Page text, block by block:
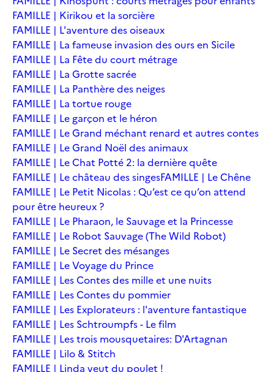
FAMILLE | Kirikou et la sorcière
FAMILLE | L'aventure des oiseaux
FAMILLE | La fameuse invasion des ours en Sicile
FAMILLE | La Fête du court métrage
FAMILLE | La Grotte sacrée
FAMILLE | La Panthère des neiges
FAMILLE | La tortue rouge
FAMILLE | Le garçon et le héron
FAMILLE | Le Grand méchant renard et autres contes
FAMILLE | Le Grand Noël des animaux
FAMILLE | Le Chat Potté 2: la dernière quête
FAMILLE | Le château des singesFAMILLE | Le Chêne
FAMILLE | Le Petit Nicolas : Qu’est ce qu’on attend
pour être heureux ?
FAMILLE | Le Pharaon, le Sauvage et la Princesse
FAMILLE | Le Robot Sauvage (The Wild Robot)
FAMILLE | Le Secret des mésanges
FAMILLE | Le Voyage du Prince
FAMILLE | Les Contes des mille et une nuits
FAMILLE | Les Contes du pommier
FAMILLE | Les Explorateurs : l'aventure fantastique
FAMILLE | Les Schtroumpfs - Le film
FAMILLE | Les trois mousquetaires: D'Artagnan
FAMILLE | Lilo & Stitch
FAMILLE | Linda veut du poulet !